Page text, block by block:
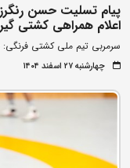
پیام تسلیت حسن
اعلام همراهی کشتی
سرمربی تیم ملی کشتی فرنگی:
چهارشنبه ۲۷ اسفند ۱۴۰۴